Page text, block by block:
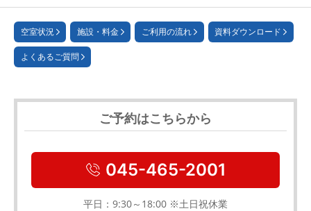
空室状況 施設・料金 ご利用の流れ 資料ダウンロード
よくあるご質問
ご予約はこちらから
045-465-2001
平日：9:30～18:00 ※土日祝休業